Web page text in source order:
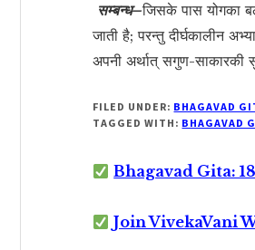
सम्बन्ध–जिसके पास योगका
जाती है; परन्तु दीर्घकालीन
अपनी अर्थात् सगुण-साकारकी
FILED UNDER: BHAGAVAD
TAGGED WITH: BHAGAVAD
Bhagavad Gita:
Join VivekaVani